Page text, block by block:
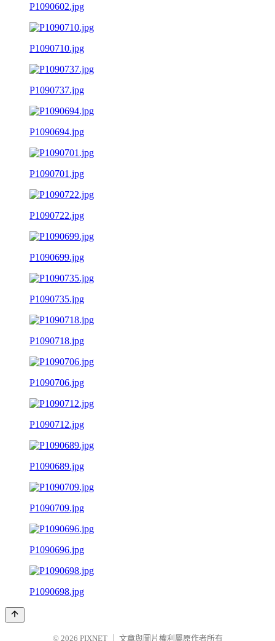
P1090602.jpg
P1090710.jpg
P1090737.jpg
P1090694.jpg
P1090701.jpg
P1090722.jpg
P1090699.jpg
P1090735.jpg
P1090718.jpg
P1090706.jpg
P1090712.jpg
P1090689.jpg
P1090709.jpg
P1090696.jpg
P1090698.jpg
© 2026 PIXNET 文章與圖片權利屬原作者所有